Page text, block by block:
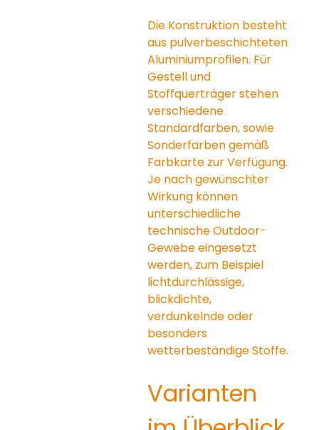
Die Konstruktion besteht
aus pulverbeschichteten
Aluminiumprofilen. Für
Gestell und
Stoffquerträger stehen
verschiedene
Standardfarben, sowie
Sonderfarben gemäß
Farbkarte zur Verfügung.
Je nach gewünschter
Wirkung können
unterschiedliche
technische Outdoor-
Gewebe eingesetzt
werden, zum Beispiel
lichtdurchlässige,
blickdichte,
verdunkelnde oder
besonders
wetterbeständige Stoffe.
Varianten